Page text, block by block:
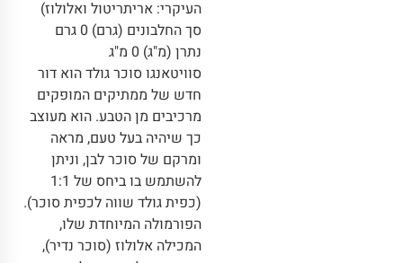
העיקרי: אריתריטול ואלולוז)
סך החלבונים (גרם) 0 גרם
נתרן (מ"ג) 0 מ"ג
סוויטאנגו סוכר גולד הוא דור
חדש של ממתיקים המופקים
מרכיבים מן הטבע. הוא מעוצב
כך שיהיה בעל טעם, מראה
ומרקם של סוכר לבן, וניתן
להשתמש בו ביחס של 1:1
(כפית גולד שווה לכפית סוכר).
הפורמולה המיוחדת שלו,
המכילה אלולוז (סוכר נדיר),